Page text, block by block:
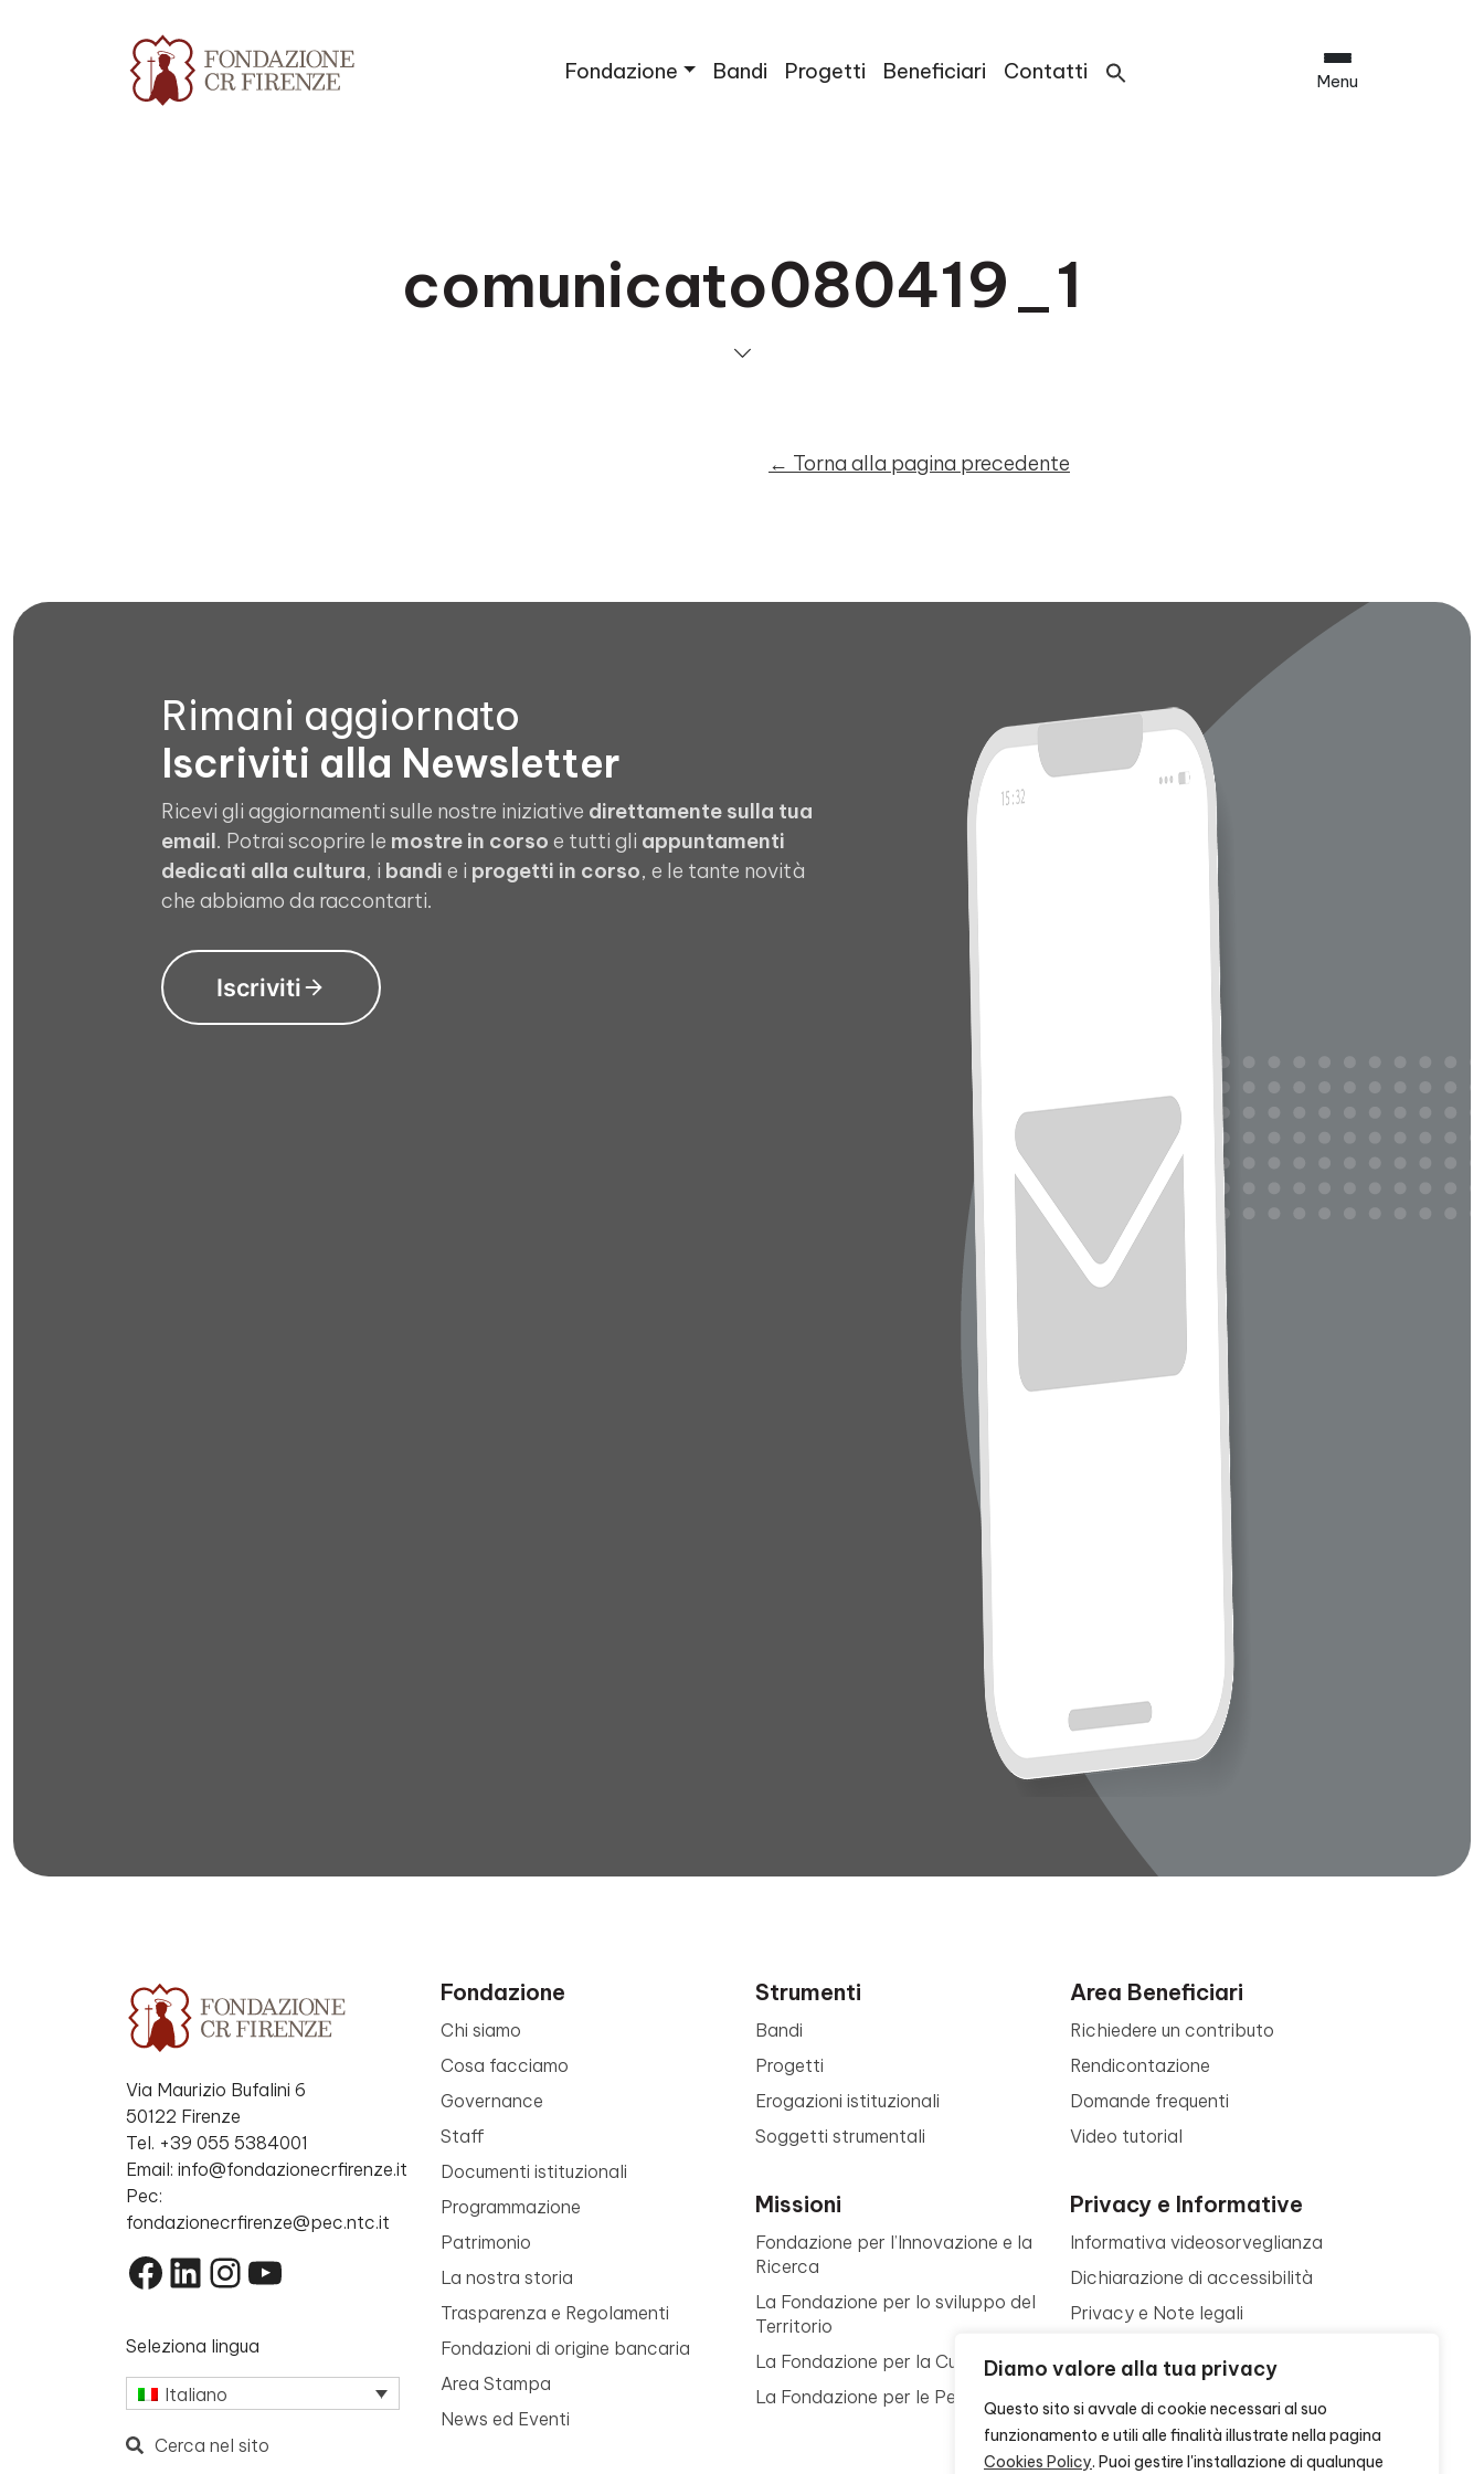
Diamo valore alla tua privacy
Questo sito si avvale di cookie necessari al suo
funzionamento e utili alle finalità illustrate nella pagina
Cookies Policy. Puoi gestire l'installazione di qualunque
Fondazione Bandi Progetti Beneficiari Contatti Menu
comunicato080419_1
← Torna alla pagina precedente
Rimani aggiornato
Iscriviti alla Newsletter
Ricevi gli aggiornamenti sulle nostre iniziative direttamente sulla tua
email. Potrai scoprire le mostre in corso e tutti gli appuntamenti
dedicati alla cultura, i bandi e i progetti in corso, e le tante novità
che abbiamo da raccontarti.
Iscriviti
Via Maurizio Bufalini 6
50122 Firenze
Tel. +39 055 5384001
Email: info@fondazionecrfirenze.it
Pec:
fondazionecrfirenze@pec.ntc.it
Facebook
LinkedIn
Instagram
YouTube
Seleziona lingua
Italiano
Cerca nel sito
Fondazione
Chi siamo
Cosa facciamo
Governance
Staff
Documenti istituzionali
Programmazione
Patrimonio
La nostra storia
Trasparenza e Regolamenti
Fondazioni di origine bancaria
Area Stampa
News ed Eventi
Strumenti
Bandi
Progetti
Erogazioni istituzionali
Soggetti strumentali
Missioni
Fondazione per l’Innovazione e la
Ricerca
La Fondazione per lo sviluppo del
Territorio
La Fondazione per la Cultura
La Fondazione per le Persone
Area Beneficiari
Richiedere un contributo
Rendicontazione
Domande frequenti
Video tutorial
Privacy e Informative
Informativa videosorveglianza
Dichiarazione di accessibilità
Privacy e Note legali
Contattaci